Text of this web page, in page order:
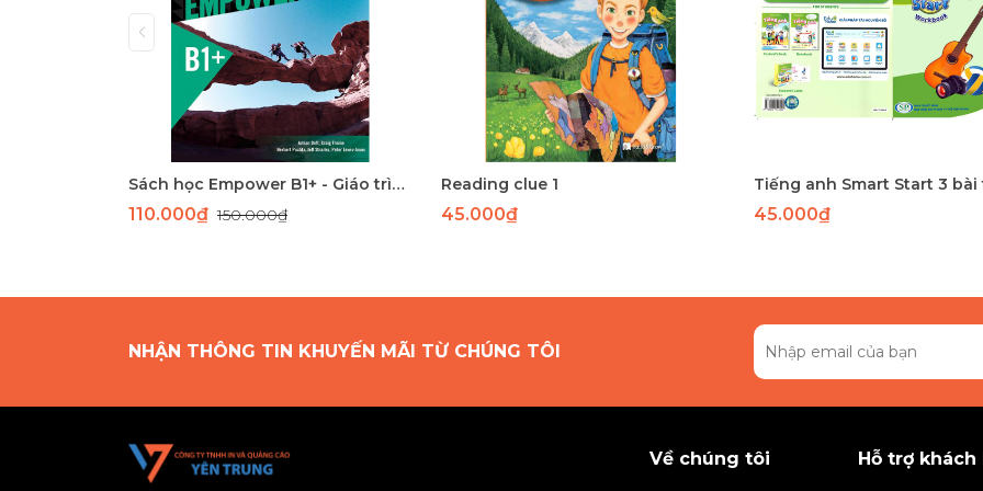
Sách học Empower B1+ - Giáo trình học tiếng Anh giao tiếp trình độ B1+
110.000₫150.000₫
Reading clue 1
45.000₫
Tiếng anh Smart Start 3 bài
45.000₫
NHẬN THÔNG TIN KHUYẾN MÃI TỪ CHÚNG TÔI
Về chúng tôi Hỗ trợ khách